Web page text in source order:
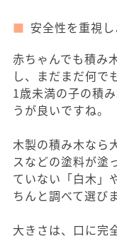
安全性を重視し
赤ちゃんでも積み
し、まだまだ何で
1歳未満の子の積
うが良いですね。
木製の積み木なら
スなどの塗料が塗
ていない「白木」
ちんと調べて選び
大きさは、口に完